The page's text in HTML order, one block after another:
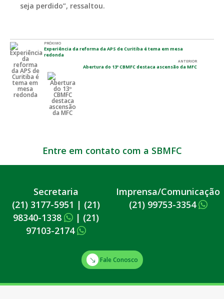
seja perdido”, ressaltou.
PRÓXIMO
Experiência da reforma da APS de Curitiba é tema em mesa
redonda
ANTERIOR
Abertura do 13º CBMFC destaca ascensão da MFC
Entre em contato com a SBMFC
Secretaria
(21) 3177-5951 | (21)
98340-1338
| (21)
97103-2174
Imprensa/Comunicação
(21) 99753-3354
Fale Conosco